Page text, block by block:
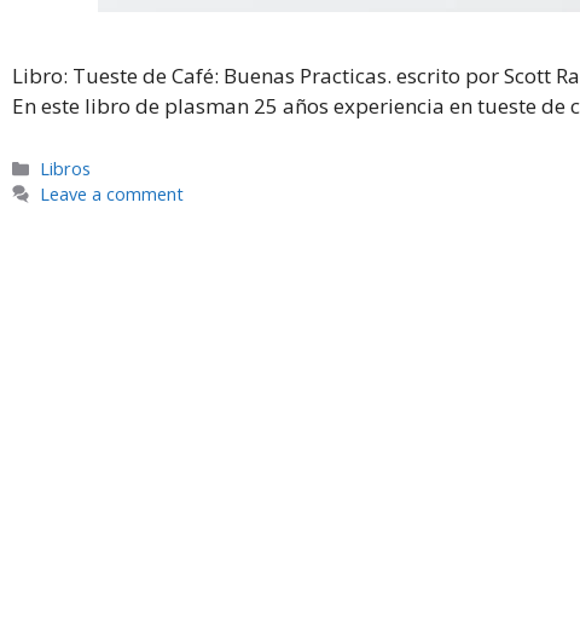
Libro: Tueste de Café: Buenas Practicas. escrito por Scott
En este libro de plasman 25 años experiencia en tueste de
Categories
Libros
Leave a comment